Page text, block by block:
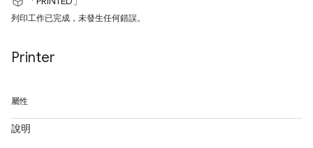
列印工作已完成，未發生任何錯誤。
Printer
屬性
說明